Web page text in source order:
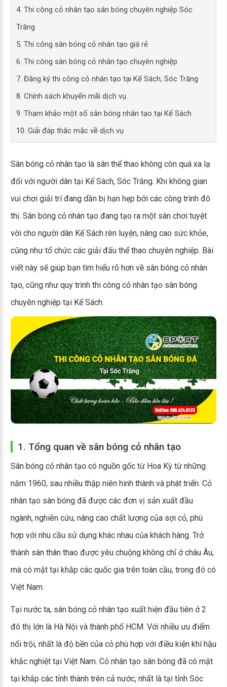
4. Thi công cỏ nhân tạo sân bóng chuyên nghiệp Sóc
Trăng
5. Thi công sân bóng cỏ nhân tạo giá rẻ
6. Thi công sân bóng cỏ nhân tạo chuyên nghiệp
7. Đăng ký thi công cỏ nhân tạo tại Kế Sách, Sóc Trăng
8. Chính sách khuyến mãi dịch vụ
9. Tham khảo một số sân bóng nhân tạo tại Kế Sách
10. Giải đáp thắc mắc về dịch vụ
Sân bóng cỏ nhân tạo là sân thể thao không còn quá xa lạ
đối với người dân tại Kế Sách, Sóc Trăng. Khi không gian
vui chơi giải trí đang dần bị hạn hẹp bởi các công trình đô
thị. Sân bóng cỏ nhân tạo đang tạo ra một sân chơi tuyệt
vời cho người dân Kế Sách rèn luyện, nâng cao sức khỏe,
cũng như tổ chức các giải đấu thể thao chuyên nghiệp. Bài
viết này sẽ giúp bạn tìm hiểu rõ hơn về sân bóng cỏ nhân
tạo, cũng như quy trình thi công cỏ nhân tạo sân bóng
chuyên nghiệp tại Kế Sách.
1. Tổng quan về sân bóng cỏ nhân tạo
Sân bóng cỏ nhân tạo có nguồn gốc từ Hoa Kỳ từ những
năm 1960, sau nhiều thập niên hinh thành và phát triển. Cỏ
nhân tạo sân bóng đã được các đơn vị sản xuất đầu
ngành, nghiên cứu, nâng cao chất lượng của sợi cỏ, phù
hợp với nhu cầu sử dụng khác nhau của khách hàng. Trở
thành sân thân thao được yêu chuộng không chỉ ở châu Âu,
mà có mặt tại khắp các quốc gia trên toàn cầu, trong đó có
Việt Nam.
Tại nước ta, sân bóng cỏ nhân tạo xuất hiện đầu tiên ở 2
đô thị lớn là Hà Nội và thành phố HCM. Với nhiều ưu điểm
nổi trội, nhất là độ bền của cỏ phù hợp với điều kiện khí hậu
khắc nghiệt tại Việt Nam. Cỏ nhân tạo sân bóng đã có mặt
tại khắp các tỉnh thành trên cả nước, nhất là tại tỉnh Sóc